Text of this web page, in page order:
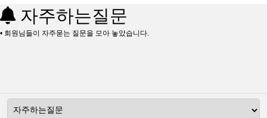
자주하는질문
• 회원님들이 자주묻는 질문을 모아 놓았습니다.